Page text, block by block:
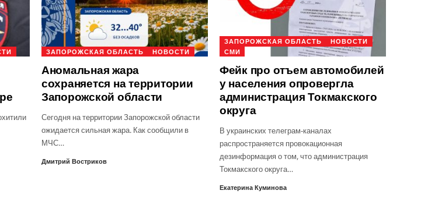
ЗАПОРОЖСКАЯ ОБЛАСТЬ НОВОСТИ
Аномальная жара
сохраняется на территории
Запорожской области
Сегодня на территории Запорожской области
ожидается сильная жара. Как сообщили в
МЧС…
Дмитрий Востриков
ЗАПОРОЖСКАЯ ОБЛАСТЬ
НОВОСТИ
СМИ
Фейк про отъем автомобилей
у населения опровергла
администрация Токмакского
округа
В украинских телеграм-каналах
распространяется провокационная
дезинформация о том, что администрация
Токмакского округа…
Екатерина Куминова